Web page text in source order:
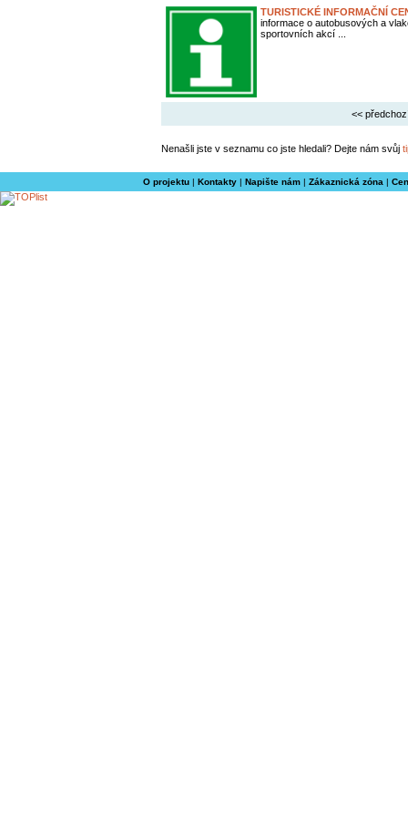
TURISTICKÉ INFORMAČNÍ
informace o autobusových a
sportovních akcí ...
<<
Nenašli jste v seznamu co jste hledali? Dejte nám svůj
O projektu| Kontakty| Napište nám| Zákaznická zóna |